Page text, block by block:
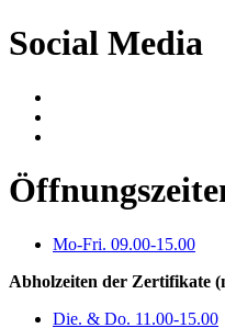
Social Media
Mo-Fri. 09.00-15.00
Abholzeiten der Zertifikate
Die. & Do. 11.00-15.00